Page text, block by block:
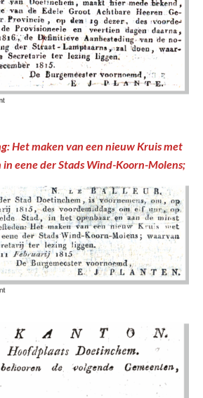
Het maken van een nieuw Kruis met
eene der Stads Wind-Koorn-Molens;